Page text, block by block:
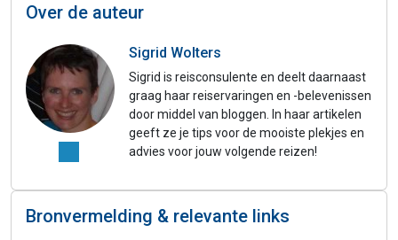
Over de auteur
Sigrid Wolters
Sigrid is reisconsulente en deelt daarnaast
graag haar reiservaringen en -belevenissen
door middel van bloggen. In haar artikelen
geeft ze je tips voor de mooiste plekjes en
advies voor jouw volgende reizen!
Bronvermelding & relevante links